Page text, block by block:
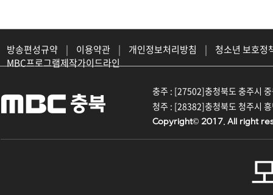
방송편성규약 | 이용약관 | 개인정보처리방침 |
청소년 보호정
MBC프로그램제작가이드라인
충주 : [27502]충청북도 충주시
청주 : [28382]충청북도 청주시
Copyright© 2017. All right